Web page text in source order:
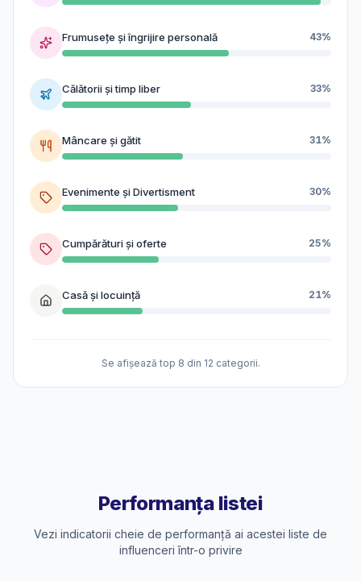
Frumusețe și îngrijire personală 43%
Călătorii și timp liber 33%
Mâncare și gătit 31%
Evenimente și Divertisment 30%
Cumpărături și oferte 25%
Casă și locuință 21%
Se afișează top 8 din 12 categorii.
Performanța listei
Vezi indicatorii cheie de performanță ai acestei liste de
influenceri într-o privire